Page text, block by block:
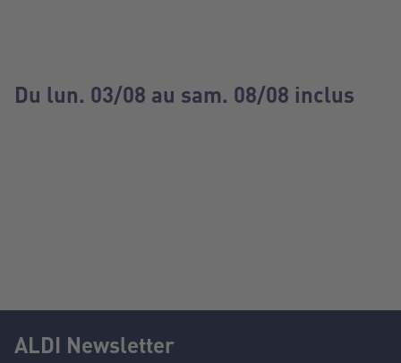
Du lun. 03/08 au sam. 08/08 inclus
ALDI Newsletter